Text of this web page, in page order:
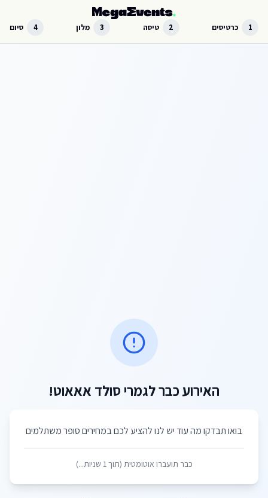
1 כרטיסים 2 טיסה 3 מלון 4 סיום
האירוע כבר לגמרי סולד אאאוט!
בואו תבדקו מה עוד יש לנו להציע לכם במחירים סופר משתלמים
כבר תועברו אוטומטית (תוך 1 שניות...)